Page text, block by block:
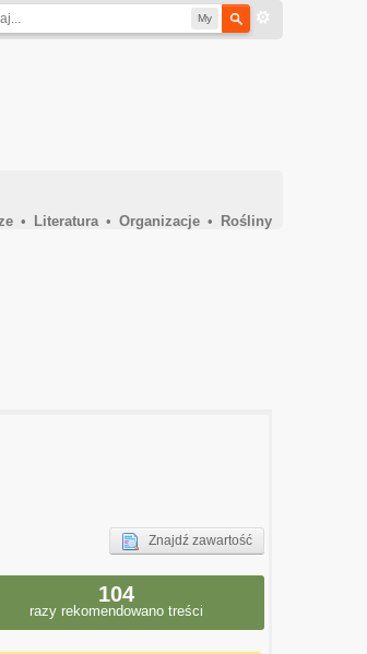
My
• Literatura • Organizacje •
Rośliny
Znajdź zawartość
104
razy rekomendowano treści